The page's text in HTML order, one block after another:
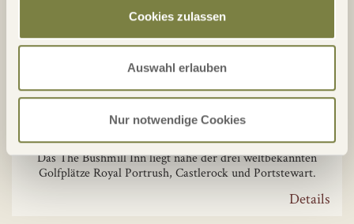
Cookies zulassen
Auswahl erlauben
Nur notwendige Cookies
The Bushmill Inn Hotel*****
Das The Bushmill Inn liegt nahe der drei weltbekannten
Golfplätze Royal Portrush, Castlerock und Portstewart.
Details